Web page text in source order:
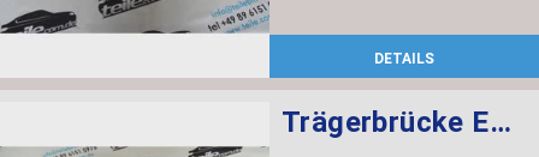
DETAILS
Trägerbrücke E46 E39